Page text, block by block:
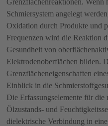
Grenzflächenreaktionen. Wenn
Schmiersystem angelegt
Oxidation durch Produkte und
Frequenzen wird die Reaktion
Gesundheit von
Elektrodenoberflächen bilden.
Grenzflächeneigenschaften
Einblick in die
Die Erfassungselemente für
Ölzustands- und
dielektrische Verbindung in